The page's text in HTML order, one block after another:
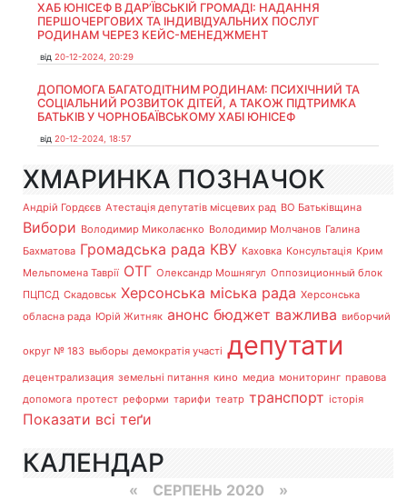
ХАБ ЮНІСЕФ В ДАР’ЇВСЬКІЙ ГРОМАДІ: НАДАННЯ
ПЕРШОЧЕРГОВИХ ТА ІНДИВІДУАЛЬНИХ ПОСЛУГ
РОДИНАМ ЧЕРЕЗ КЕЙС-МЕНЕДЖМЕНТ
від 20-12-2024, 20:29
ДОПОМОГА БАГАТОДІТНИМ РОДИНАМ: ПСИХІЧНИЙ ТА
СОЦІАЛЬНИЙ РОЗВИТОК ДІТЕЙ, А ТАКОЖ ПІДТРИМКА
БАТЬКІВ У ЧОРНОБАЇВСЬКОМУ ХАБІ ЮНІСЕФ
від 20-12-2024, 18:57
ХМАРИНКА ПОЗНАЧОК
Андрій Гордєєв Атестація депутатів місцевих рад ВО Батьківщина
Вибори Володимир Миколаєнко Володимир Молчанов Галина
Бахматова Громадська рада КВУ Каховка Консультація Крим
Мельпомена Таврії ОТГ Олександр Мошнягул Оппозиционный блок
ПЦПСД Скадовськ Херсонська міська рада Херсонська
обласна рада Юрій Житняк анонс бюджет важлива виборчий
округ № 183 выборы демократія участі депутати
децентрализация земельні питання кино медиа мониторинг правова
допомога протест реформи тарифи театр транспорт історія
Показати всі теґи
КАЛЕНДАР
« СЕРПЕНЬ 2020 »